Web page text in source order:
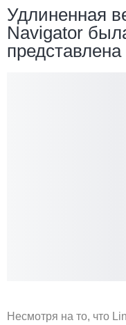
Удлиненная
Navigator
Несмотря на то, что